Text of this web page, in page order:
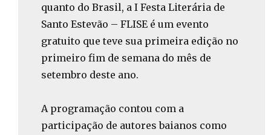
quanto do Brasil, a I Festa Literária de
Santo Estevão – FLISE é um evento
gratuito que teve sua primeira edição no
primeiro fim de semana do mês de
setembro deste ano.
A programação contou com a
participação de autores baianos como